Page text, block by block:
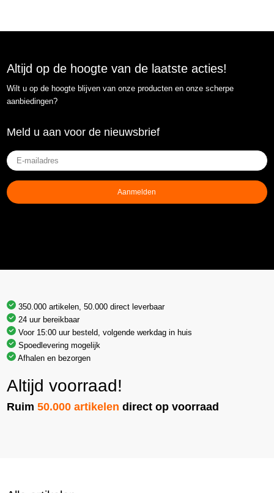
Altijd op de hoogte van de laatste acties!
Wilt u op de hoogte blijven van onze producten en onze scherpe
aanbiedingen?
Meld u aan voor de nieuwsbrief
E-
mailadres(Vereist)
Aanmelden
350.000 artikelen, 50.000 direct leverbaar
24 uur bereikbaar
Voor 15:00 uur besteld, volgende werkdag in huis
Spoedlevering mogelijk
Afhalen en bezorgen
Altijd voorraad!
Ruim50.000 artikelen direct op voorraad